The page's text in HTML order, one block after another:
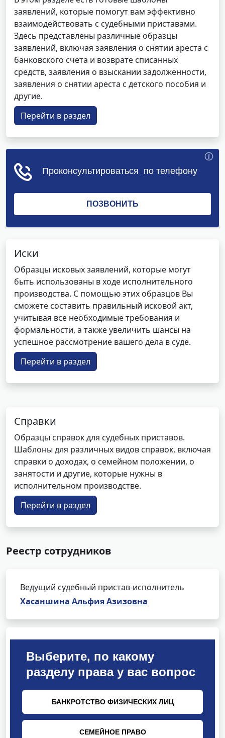
заявлений, которые помогут вам эффективно
взаимодействовать с судебными приставами.
Здесь представлены различные образцы
заявлений, включая заявления о снятии ареста с
банковского счета и возврате списанных
средств, заявления о взыскании задолженности,
заявления о снятии ареста с детского пособия и
другие.
Перейти в раздел
Иски
Образцы исковых заявлений, которые могут
быть использованы в ходе исполнительного
производства. С помощью этих образцов Вы
сможете составить правильный исковой акт,
учитывая все необходимые требования и
формальности, а также увеличить шансы на
успешное рассмотрение вашего дела в суде.
Перейти в раздел
Справки
Образцы справок для судебных приставов.
Шаблоны для различных видов справок, включая
справки о доходах, о семейном положении, о
занятости и другие, которые нужны в
исполнительном производстве.
Перейти в раздел
Реестр сотрудников
Ведущий судебный пристав-исполнитель
Хасаншина Альфия Азизовна